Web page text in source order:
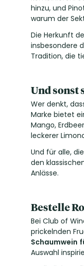
hinzu, und
warum der
Die Herkunft
insbesondere
Tradition, die
Und sonst
Wer denkt,
Marke bietet
Mango,
leckerer
Und für alle,
den
Anlässe.
Bestelle
Bei Club of
prickelnden
Schaumwein
Auswahl